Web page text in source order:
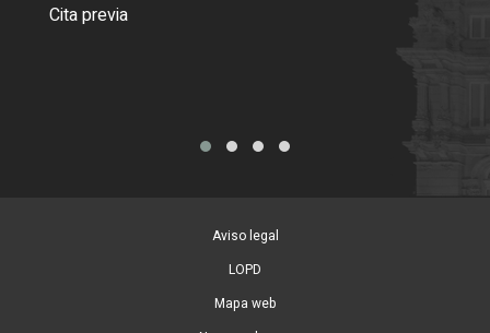
Cita previa
Aviso legal
LOPD
Mapa web